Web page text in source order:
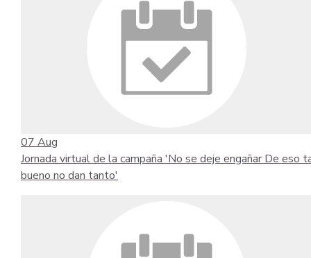
07 Aug
Jornada virtual de la campaña 'No se deje engañar De eso
bueno no dan tanto'